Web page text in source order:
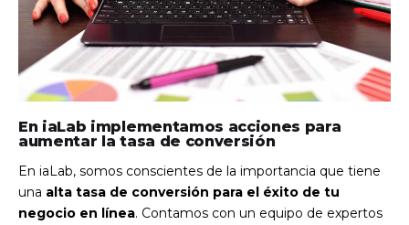
En iaLab implementamos acciones para
aumentar la tasa de conversión
En iaLab, somos conscientes de la importancia que tiene
una alta tasa de conversión para el éxito de tu
negocio en línea. Contamos con un equipo de expertos